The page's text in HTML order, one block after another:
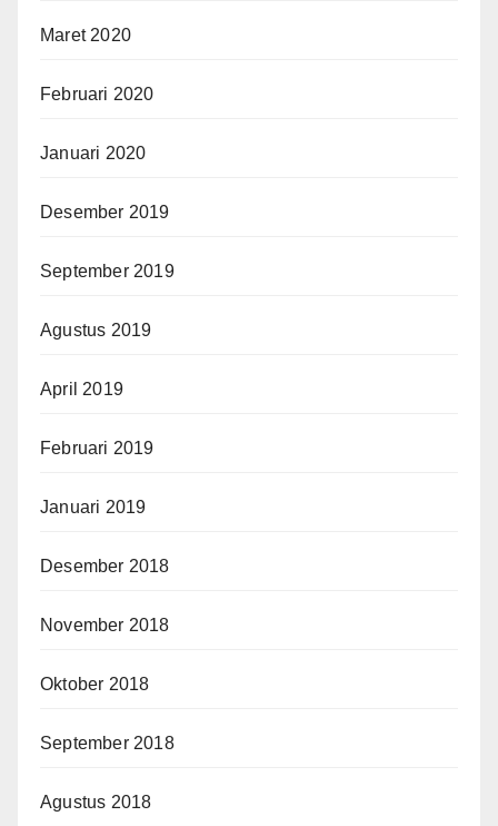
Maret 2020
Februari 2020
Januari 2020
Desember 2019
September 2019
Agustus 2019
April 2019
Februari 2019
Januari 2019
Desember 2018
November 2018
Oktober 2018
September 2018
Agustus 2018